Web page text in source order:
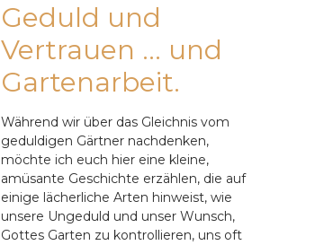
Geduld und
Vertrauen … und
Gartenarbeit.
Während wir über das Gleichnis vom
geduldigen Gärtner nachdenken,
möchte ich euch hier eine kleine,
amüsante Geschichte erzählen, die auf
einige lächerliche Arten hinweist, wie
unsere Ungeduld und unser Wunsch,
Gottes Garten zu kontrollieren, uns oft